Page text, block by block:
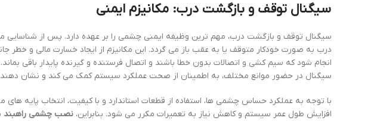
سیگنال توقف و بازگشت درب: مکانیزم ایمنی
سیگنال توقف و بازگشت درب، مهم ترین وظیفه ایمنی چشمی را بر عهده دارد. پس از شناسایی
درب به صورت خودکار متوقف یا به عقب باز می گردد. این مکانیزم از ایجاد خسارت مالی و خطر
انجام شود که سیم کشی و اتصالات بدون خطا باشند و اتصال فرستنده و گیرنده پایدار باقی
سیگنال در حضور موانع مختلف، به اطمینان از صحت عملکرد سیستم کمک می کند و نشان
با توجه به عملکرد حساس چشمی ها، استفاده از قطعات استاندارد و با کیفیت، انتخاب پایه های
افزایش طول عمر سیستم و کاهش نیاز به تعمیرات مکرر می شود. بنابراین، نصب چشمی راهبند